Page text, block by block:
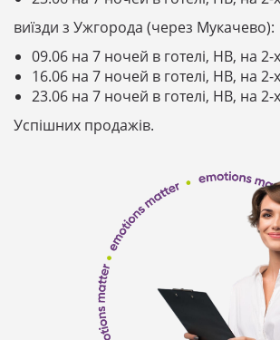
виїзди з Ужгорода (через Мукачево):
09.06 на 7 ночей в готелі, НВ, на 2-
16.06 на 7 ночей в готелі, НВ, на 2-
23.06 на 7 ночей в готелі, НВ, на 2-
Успішних продажів.